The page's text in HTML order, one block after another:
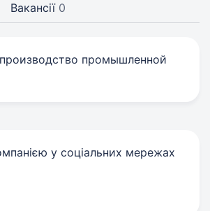
Вакансії 0
промышленной
у соціальних мережах
link
share link